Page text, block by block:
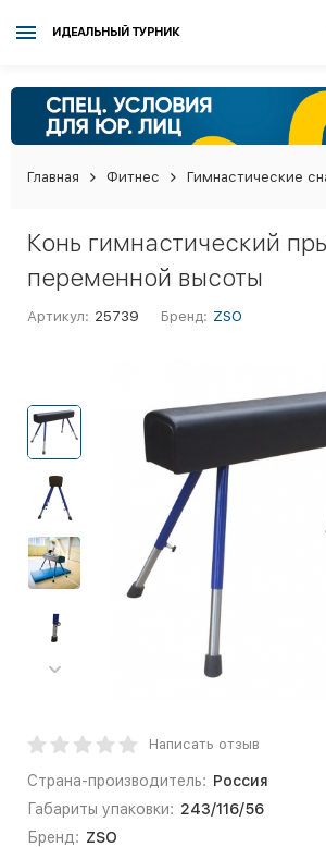
ИДЕАЛЬНЫЙ ТУРНИК
Главная Фитнес Гимнастические
Конь гимнастический
переменной высоты
Артикул: 25739 Бренд: ZSO
Написать отзыв
Страна-производитель: Россия
Габариты упаковки: 243/116/56
Бренд: ZSO